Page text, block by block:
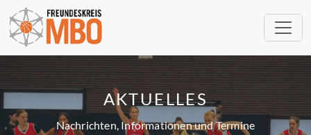
AKTUELLES
Nachrichten, Informationen und Termine